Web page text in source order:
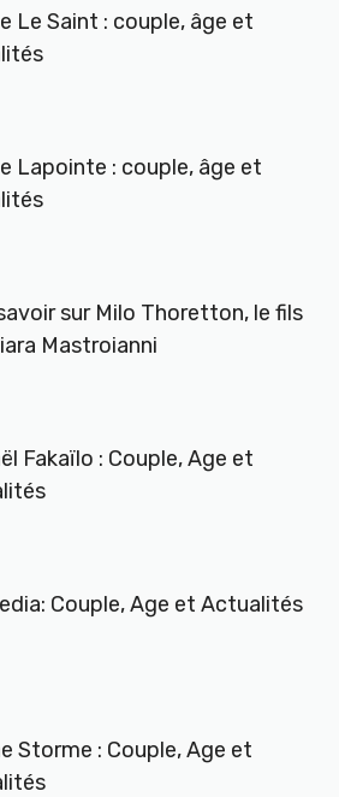
Le Saint : couple, âge et
Lapointe : couple, âge et
sur Milo Thoretton, le fils
Mastroianni
Fakaïlo : Couple, Age et
Couple, Age et Actualités
Storme : Couple, Age et